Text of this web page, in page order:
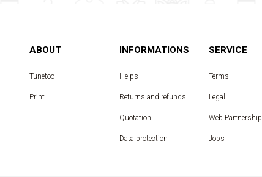
ABOUT
Tunetoo
Print
INFORMATIONS
Helps
Returns and refunds
Quotation
Data protection
SERVICE
Terms
Legal
Web Partnership
Jobs